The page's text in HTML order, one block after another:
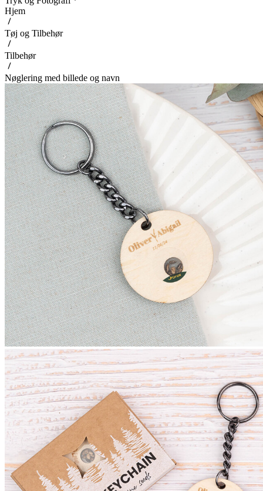
Hjem
Tøj og Tilbehør
Tilbehør
Nøglering med billede og navn